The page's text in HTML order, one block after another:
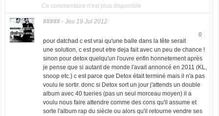
Ce commentaire n'est plus disponible
#####- Jeu 19 Jul 2012
0
pour datchad c est vrai qu'une balle dans la tête serait
une solution, c est peut etre deja fait avec un peu de chance !
sinon pour detox quelqu'un l'ouvre enfin honnetement après
je pense que si autant de monde l'avait annoncé en 2011 (KL,
snoop etc.) c est parce que Detox était terminé mais il n'a pas
voulu le sortir. donc si Detox sort un jour j'attends un double
album avec 40 tueries (pas un seul morceau moyen) il a
voulu nous faire attendre comme des cons qu'il assume et
sorte l'album rap du siècle ou alors qu'il retourne vendre ses